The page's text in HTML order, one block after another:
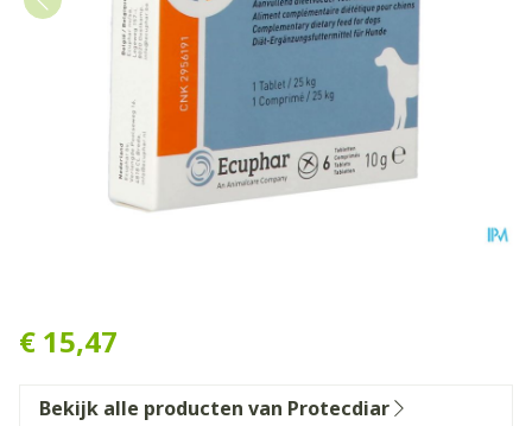
€ 15,47
Bekijk alle producten van Protecdiar